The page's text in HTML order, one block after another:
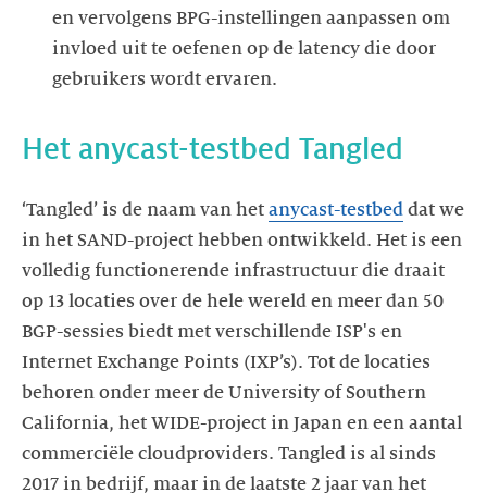
en vervolgens BPG-instellingen aanpassen om
invloed uit te oefenen op de latency die door
‘Tangled’ is de naam van het anycast-testbed dat we
in het SAND-project hebben ontwikkeld. Het is een
volledig functionerende infrastructuur die draait
op 13 locaties over de hele wereld en meer dan 50
BGP-sessies biedt met verschillende ISP's en
Internet Exchange Points (IXP’s). Tot de locaties
behoren onder meer de University of Southern
California, het WIDE-project in Japan en een aantal
commerciële cloudproviders. Tangled is al sinds
2017 in bedrijf, maar in de laatste 2 jaar van het